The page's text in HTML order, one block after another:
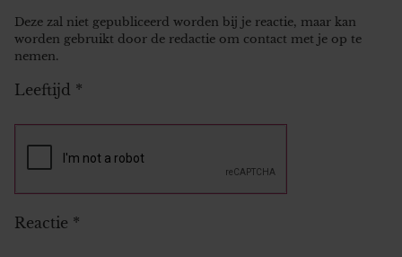
Deze zal niet gepubliceerd worden bij je reactie, maar kan
worden gebruikt door de redactie om contact met je op te
nemen.
Leeftijd *
Reactie *